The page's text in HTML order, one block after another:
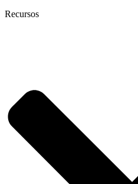
Recursos